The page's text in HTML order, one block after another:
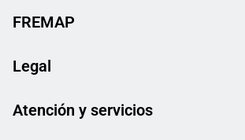
FREMAP
Legal
Atención y servicios